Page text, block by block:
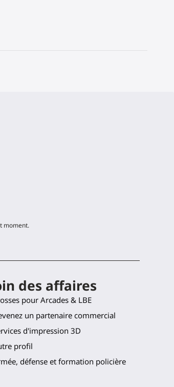
moment.
des affaires
pour Arcades & LBE
un partenaire commercial
d'impression 3D
profil
défense et formation policière